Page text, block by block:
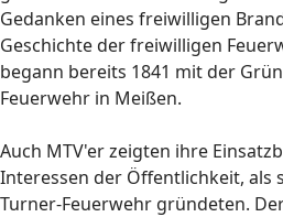
Gedanken eines freiwilligen
Geschichte der freiwilligen
begann bereits 1841 mit der
Feuerwehr in Meißen.
Auch MTV'er zeigten ihre
Interessen der Öffentlichkeit, als
Turner-Feuerwehr gründeten.